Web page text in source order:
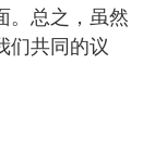
。总之，虽然
们共同的议